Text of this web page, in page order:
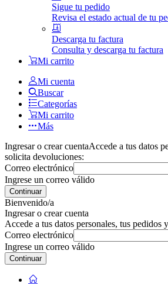
Sigue tu pedido
Revisa el estado actual de tu
Descarga tu factura
Consulta y descarga tu factura
Mi carrito
Mi cuenta
Buscar
Categorías
Mi carrito
Más
Ingresar o crear cuentaAccede a tus datos
solicita devoluciones:
Correo electrónico
Ingrese un correo válido
Continuar
Bienvenido/a
Ingresar o crear cuenta
Accede a tus datos personales, tus pedidos
Correo electrónico
Ingrese un correo válido
Continuar